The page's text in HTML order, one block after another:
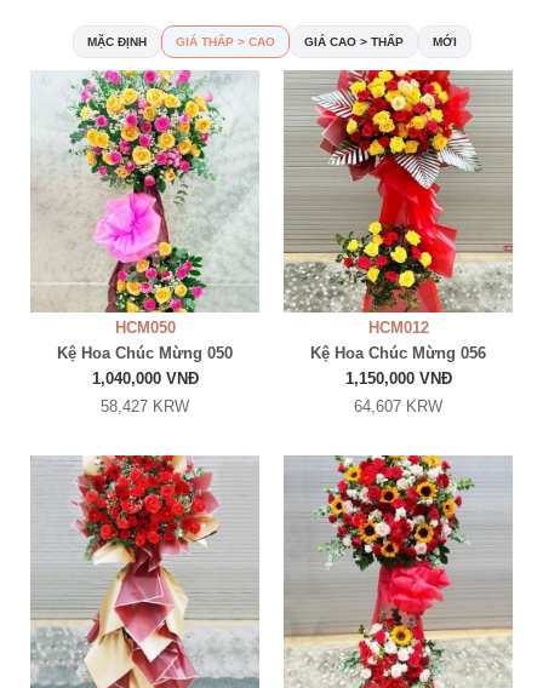
MẶC ĐỊNH GIÁ THẤP > CAO GIÁ CAO > THẤP MỚI
HCM050
Kệ Hoa Chúc Mừng 050
1,040,000 VNĐ
58,427 KRW
HCM012
Kệ Hoa Chúc Mừng 056
1,150,000 VNĐ
64,607 KRW